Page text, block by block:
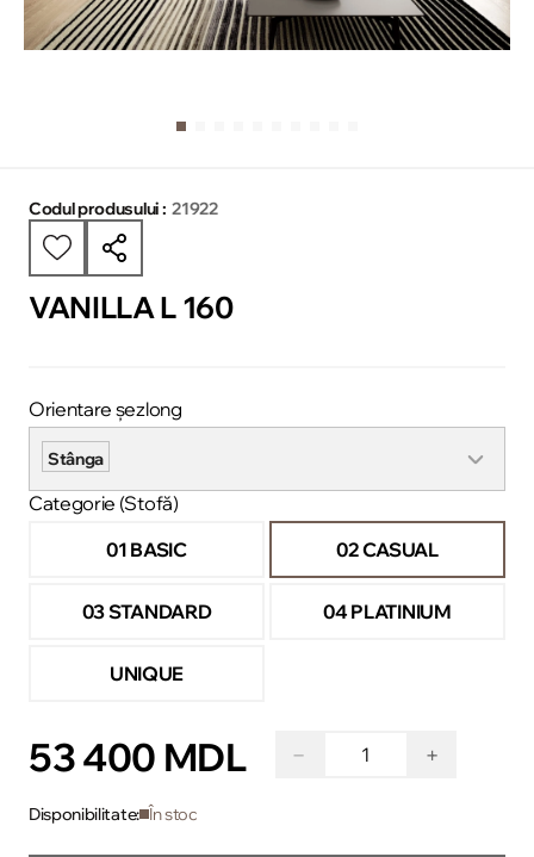
Codul produsului : 21922
VANILLA L 160
Orientare șezlong
Stânga
Categorie (Stofă)
01 BASIC
02 CASUAL
03 STANDARD 04 PLATINIUM
UNIQUE
53 400 MDL − +
Disponibilitate: În stoc